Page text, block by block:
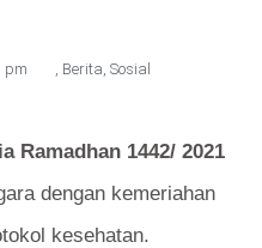
pm , Berita, Sosial
Ramadhan 1442/ 2021
dengan kemeriahan
kesehatan.